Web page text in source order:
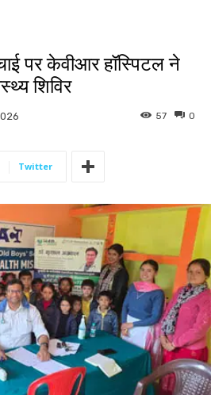
पर केवीआर हॉस्पिटल ने
शिविर
0
57
Twitter